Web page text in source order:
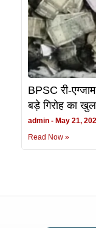
BPSC री-
बड़े गिरोह का
admin
May 21,
Read Now »